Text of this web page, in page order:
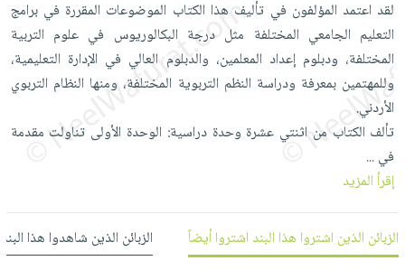
على
Apple
الشعر
العناية
بالجسم
العناية
بالأسنان
الحمية
والتغذية
الطهي
أدوات
الخبز
أدوات
المائدة
والتخزين
أدوات
المطبخ
متجر
الهدايا
أقسام
الأكثر
مبيعاً
للمدارس
اكسسوارات
شحن
مجاني
مختارة
اشتراكات
الاشتراكات
بحث
متقدم
لقد اعتمد المؤلفون في تأليف هذا الكتاب الموضوعات المقررة في برامج
التعليم الجامعي المختلفة مثل درجة البكالوريوس في علوم التربية
المختلفة، ودبلوم إعداد المعلمين، والدبلوم العالي في الإدارة التعليمية،
وللمهتمين بمعرفة ودراسة النظم التربوية المختلفة، ومنها النظام التربوي
الأردني.
تألف الكتاب من اثنتي عشرة وحدة دراسية: الوحدة الأولى تناولت مقدمة
في...
إقرأ المزيد
الزبائن الذين اشتروا هذا البند اشتروا أيضاً الزبائن الذين شاهدوا هذا